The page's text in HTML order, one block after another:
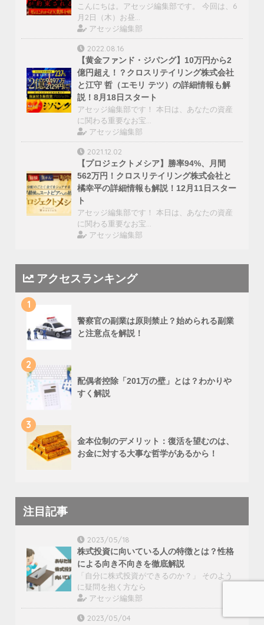
こんにちは。アセッジ編集部です。 今回は、6
月2日（木）お昼…
アセッジ編集部
2022.08.16
【黄金ファンド・ジパング】10万円から2
億円超え！？クロスリテイリング株式会社
と江守 哲（エモリ テツ）の詳細情報も解
説！8月18日スタート
アセッジ編集部です！ 本日は、あなたの資産
に関わる重要なお宝…
アセッジ編集部
2021.12.02
【プロジェクトメシア】勝率94%、月間
562万円！クロスリテイリング株式会社と
橘幸平の詳細情報も解説！12月11日スター
ト
アセッジ編集部です！ 本日は、あなたの資産
に関わる重要なお宝…
アセッジ編集部
アクセスランキング
1
警察官の副業は原則禁止？始められる副業
と注意点を解説！
2
配偶者控除「201万の壁」とは？わかりや
すく解説
3
金本位制のデメリット：復活を望むのは、
お金に対する大事な哲学があるから！
注目記事
2023/05/18
株式投資に向いている人の特徴とは？性格
による向き不向きを徹底解説
「自分に株式投資ができるのか？」 そのよう
に疑問を抱く方なら
アセッジ編集部
2023/05/04